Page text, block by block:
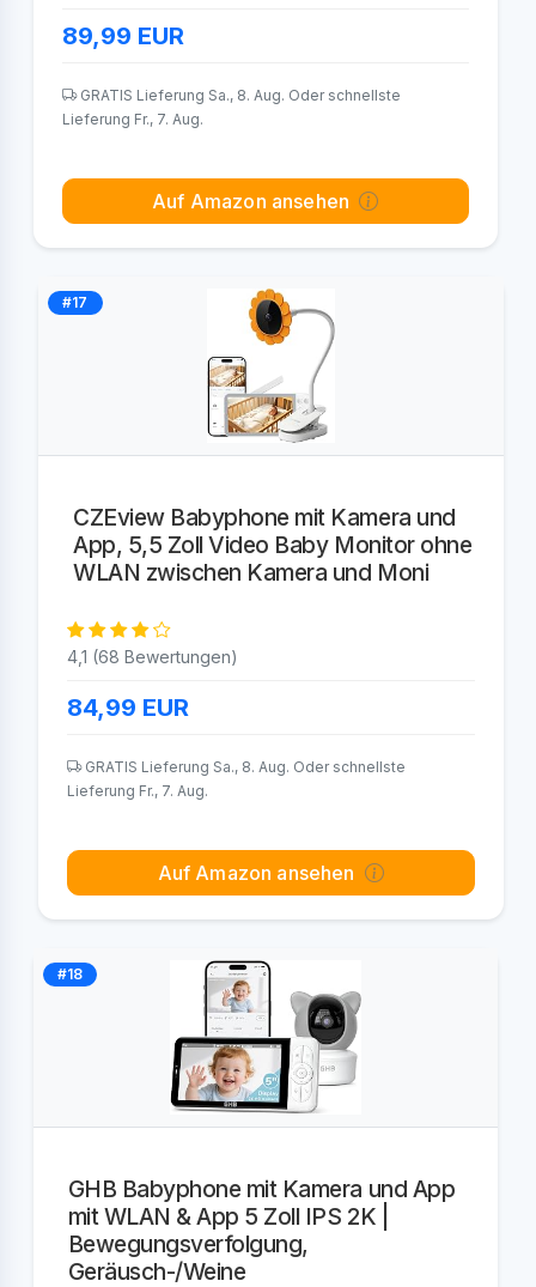
89,99 EUR
GRATIS Lieferung Sa., 8. Aug. Oder schnellste
Lieferung Fr., 7. Aug.
Auf Amazon ansehen
#17
CZEview Babyphone mit Kamera und
App, 5,5 Zoll Video Baby Monitor ohne
WLAN zwischen Kamera und Moni
4,1 (68 Bewertungen)
84,99 EUR
GRATIS Lieferung Sa., 8. Aug. Oder schnellste
Lieferung Fr., 7. Aug.
Auf Amazon ansehen
#18
GHB Babyphone mit Kamera und App
mit WLAN & App 5 Zoll IPS 2K |
Bewegungsverfolgung,
Geräusch-/Weine